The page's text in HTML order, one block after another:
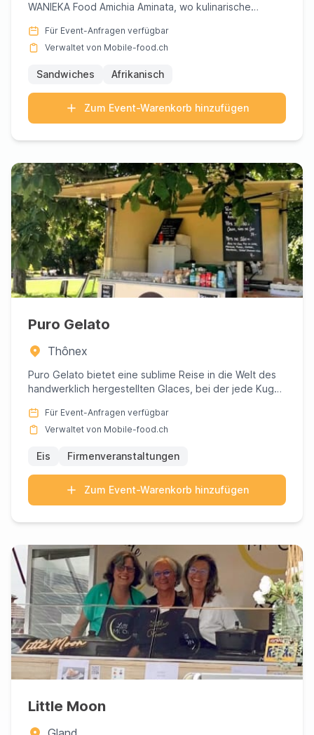
WANIEKA Food Amichia Aminata, wo kulinarische
Für Event-Anfragen verfügbar
Verwaltet von Mobile-food.ch
Sandwiches Afrikanisch
Zum Event-Warenkorb hinzufügen
Puro Gelato
Thônex
Puro Gelato bietet eine sublime Reise in die Welt des
handwerklich hergestellten Glaces, bei der jede Kugel
Für Event-Anfragen verfügbar
Verwaltet von Mobile-food.ch
Eis Firmenveranstaltungen
Zum Event-Warenkorb hinzufügen
Little Moon